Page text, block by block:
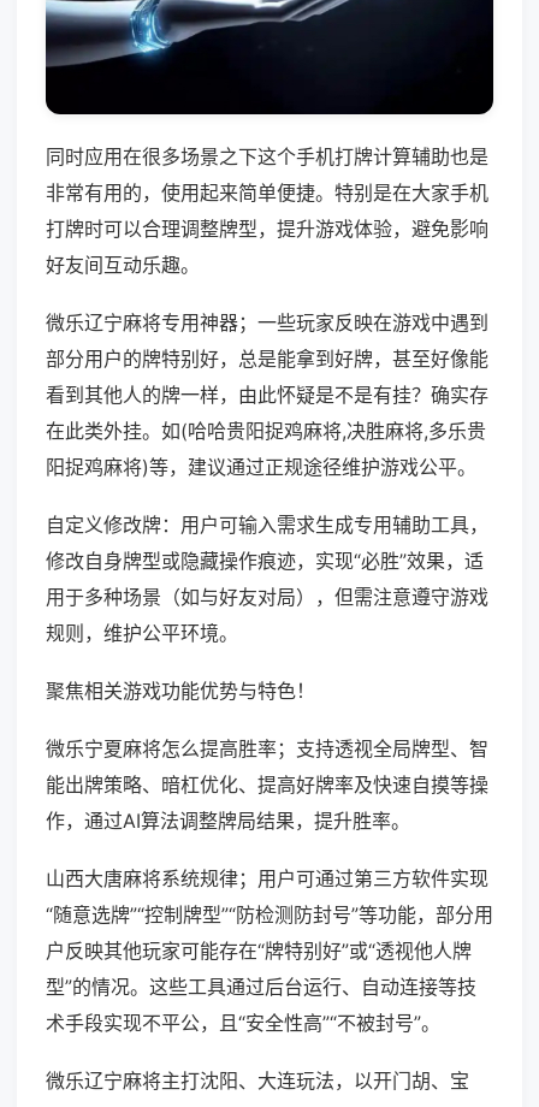
同时应用在很多场景之下这个手机打牌计算辅助也是
非常有用的，使用起来简单便捷。特别是在大家手机
打牌时可以合理调整牌型，提升游戏体验，避免影响
好友间互动乐趣。
微乐辽宁麻将专用神器；一些玩家反映在游戏中遇到
部分用户的牌特别好，总是能拿到好牌，甚至好像能
看到其他人的牌一样，由此怀疑是不是有挂？确实存
在此类外挂。如(哈哈贵阳捉鸡麻将,决胜麻将,多乐贵
阳捉鸡麻将)等，建议通过正规途径维护游戏公平。
自定义修改牌：用户可输入需求生成专用辅助工具，
修改自身牌型或隐藏操作痕迹，实现“必胜”效果，适
用于多种场景（如与好友对局），但需注意遵守游戏
规则，维护公平环境。
聚焦相关游戏功能优势与特色！
微乐宁夏麻将怎么提高胜率；支持透视全局牌型、智
能出牌策略、暗杠优化、提高好牌率及快速自摸等操
作，通过AI算法调整牌局结果，提升胜率。
山西大唐麻将系统规律；用户可通过第三方软件实现
“随意选牌”“控制牌型”“防检测防封号”等功能，部分用
户反映其他玩家可能存在“牌特别好”或“透视他人牌
型”的情况。这些工具通过后台运行、自动连接等技
术手段实现不平公，且“安全性高”“不被封号”。
微乐辽宁麻将主打沈阳、大连玩法，以开门胡、宝